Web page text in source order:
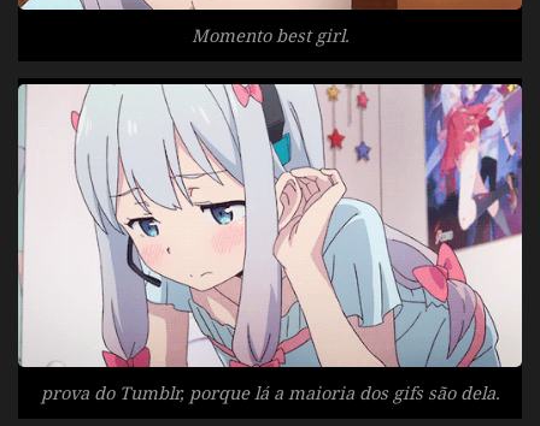
Momento best girl.
prova do Tumblr, porque lá a maioria dos gifssão dela.